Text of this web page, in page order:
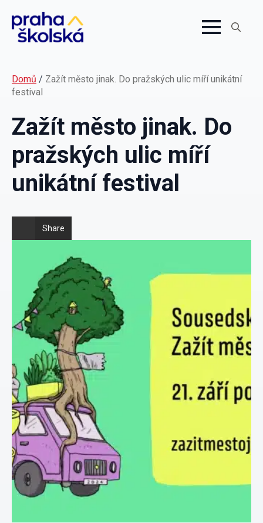
Domů / Zažít město jinak. Do pražských ulic míří unikátní
festival
Zažít město jinak. Do
pražských ulic míří
unikátní festival
Share